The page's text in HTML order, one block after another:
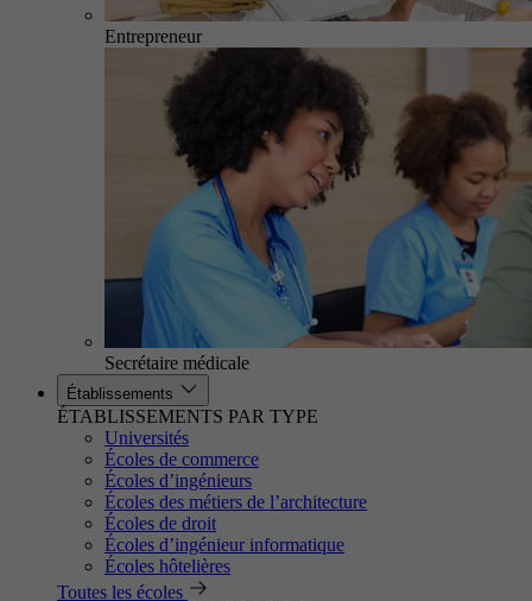
Entrepreneur
Secrétaire médicale
Établissements
ÉTABLISSEMENTS PAR TYPE
Universités
Écoles de commerce
Écoles d’ingénieurs
Écoles des métiers de l’architecture
Écoles de droit
Écoles d’ingénieur informatique
Écoles hôtelières
Toutes les écoles